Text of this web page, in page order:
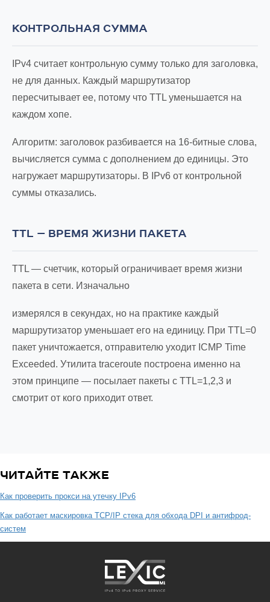
КОНТРОЛЬНАЯ СУММА
IPv4 считает контрольную сумму только для заголовка,
не для данных. Каждый маршрутизатор
пересчитывает ее, потому что TTL уменьшается на
каждом хопе.
Алгоритм: заголовок разбивается на 16-битные слова,
вычисляется сумма с дополнением до единицы. Это
нагружает маршрутизаторы. В IPv6 от контрольной
суммы отказались.
TTL — ВРЕМЯ ЖИЗНИ ПАКЕТА
TTL — счетчик, который ограничивает время жизни
пакета в сети. Изначально
измерялся в секундах, но на практике каждый
маршрутизатор уменьшает его на единицу. При TTL=0
пакет уничтожается, отправителю уходит ICMP Time
Exceeded. Утилита traceroute построена именно на
этом принципе — посылает пакеты с TTL=1,2,3 и
смотрит от кого приходит ответ.
ЧИТАЙТЕ ТАКЖЕ
Как проверить прокси на утечку IPv6
Как работает маскировка TCP/IP стека для обхода DPI и антифрод-
систем